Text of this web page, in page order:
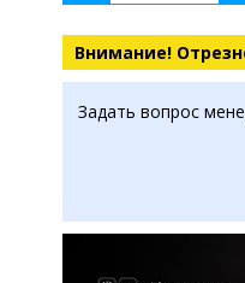
Внимание!
Задать вопрос